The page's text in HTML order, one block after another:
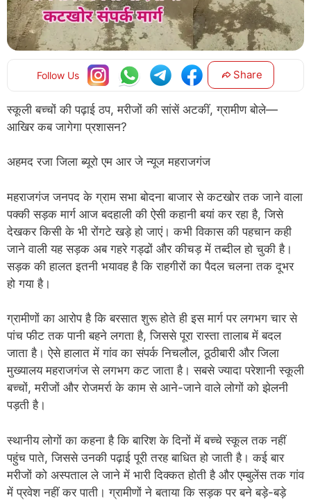
Follow Us Share
स्कूली बच्चों की पढ़ाई ठप, मरीजों की सांसें अटकीं, ग्रामीण बोले—
आखिर कब जागेगा प्रशासन?
अहमद रजा जिला ब्यूरो एम आर जे न्यूज महराजगंज
महराजगंज जनपद के ग्राम सभा बोदना बाजार से कटखोर तक जाने वाला
पक्की सड़क मार्ग आज बदहाली की ऐसी कहानी बयां कर रहा है, जिसे
देखकर किसी के भी रोंगटे खड़े हो जाएं। कभी विकास की पहचान कही
जाने वाली यह सड़क अब गहरे गड्ढों और कीचड़ में तब्दील हो चुकी है।
सड़क की हालत इतनी भयावह है कि राहगीरों का पैदल चलना तक दूभर
हो गया है।
ग्रामीणों का आरोप है कि बरसात शुरू होते ही इस मार्ग पर लगभग चार से
पांच फीट तक पानी बहने लगता है, जिससे पूरा रास्ता तालाब में बदल
जाता है। ऐसे हालात में गांव का संपर्क निचलौल, ठूठीबारी और जिला
मुख्यालय महराजगंज से लगभग कट जाता है। सबसे ज्यादा परेशानी स्कूली
बच्चों, मरीजों और रोजमर्रा के काम से आने-जाने वाले लोगों को झेलनी
पड़ती है।
स्थानीय लोगों का कहना है कि बारिश के दिनों में बच्चे स्कूल तक नहीं
पहुंच पाते, जिससे उनकी पढ़ाई पूरी तरह बाधित हो जाती है। कई बार
मरीजों को अस्पताल ले जाने में भारी दिक्कत होती है और एम्बुलेंस तक गांव
में प्रवेश नहीं कर पाती। ग्रामीणों ने बताया कि सड़क पर बने बड़े-बड़े